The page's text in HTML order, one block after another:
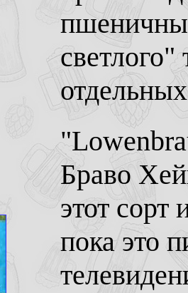
светлого"
Браво
этот сорт
пока это